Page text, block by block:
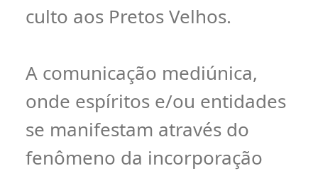
culto aos Pretos Velhos.
A comunicação mediúnica,
onde espíritos e/ou entidades
se manifestam através do
fenômeno da incorporação